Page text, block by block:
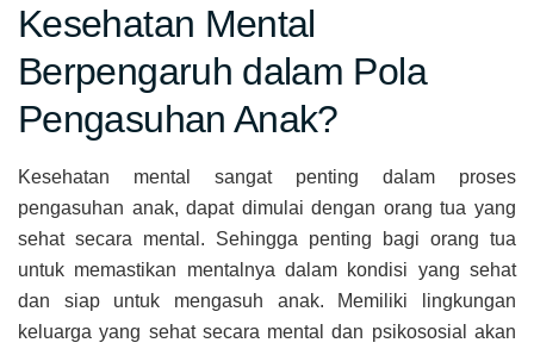
Kesehatan Mental
Berpengaruh dalam Pola
Pengasuhan Anak?
Kesehatan mental sangat penting dalam proses
pengasuhan anak, dapat dimulai dengan orang tua yang
sehat secara mental. Sehingga penting bagi orang tua
untuk memastikan mentalnya dalam kondisi yang sehat
dan siap untuk mengasuh anak. Memiliki lingkungan
keluarga yang sehat secara mental dan psikososial akan